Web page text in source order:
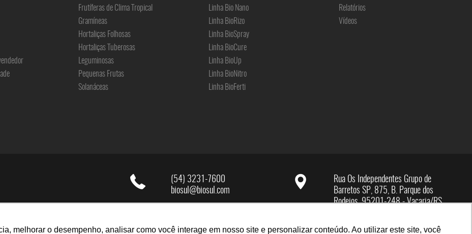
melhorar o desempenho, analisar como você interage em nosso site e personalizar conteúdo. Ao utilizar este site, você
Frutíferas de Clima Tropical
Gramíneas
Hortaliças Folhosas
Hortaliças Tuberosas
Leguminosas
Pequenas Frutas
Solanáceas
Linha Bio Nano
Linha BioRizo
Linha BioSpray
Linha BioCure
Linha BioUp
Linha BioNitro
Linha BioFerti
Relatórios
Vídeos
(54) 3231-7600
biosul@biosul.com
Rua Os Independentes Grupo de
Barretos SP, 875, B. Parque dos
Rodeios, 95201-248 - Vacaria/RS